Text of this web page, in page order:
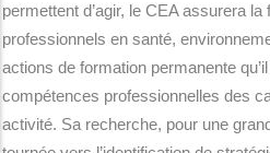
permettent d’agir, le CEA assurera
professionnels en santé,
actions de formation permanente
compétences professionnelles des
activité. Sa recherche, pour une